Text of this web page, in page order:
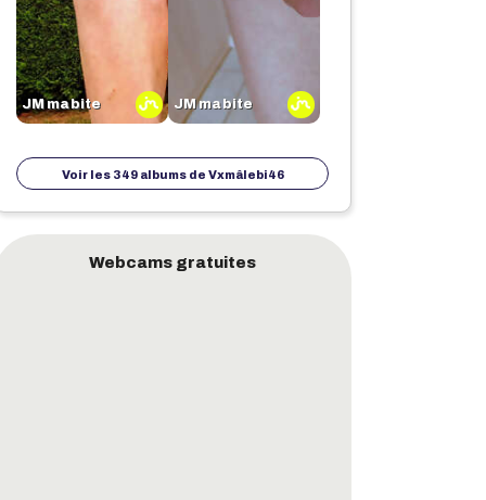
JM ma bite JM ma bite
Voir les 349 albums de Vxmâlebi46
Webcams gratuites